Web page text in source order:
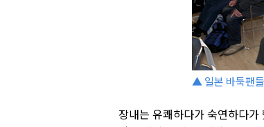
▲ 일본 바둑팬
장내는 유쾌하다가 숙연하다